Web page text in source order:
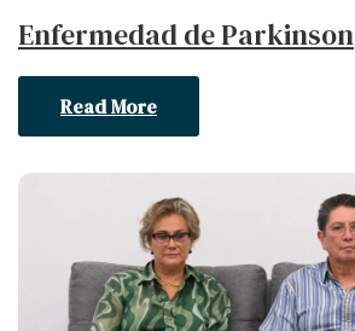
Enfermedad de Parkinson
Read More